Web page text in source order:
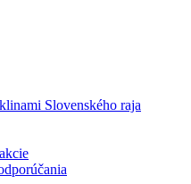
Slovenského raja